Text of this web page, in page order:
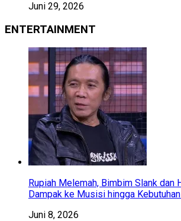
Juni 29, 2026
ENTERTAINMENT
Rupiah Melemah, Bimbim Slank dan
Dampak ke Musisi hingga
Juni 8, 2026